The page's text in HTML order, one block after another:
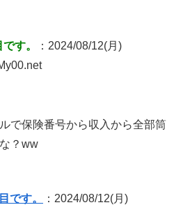
す。
：2024/08/12(月)
で保険番号から収入から全部筒
？ww
です。
：2024/08/12(月)